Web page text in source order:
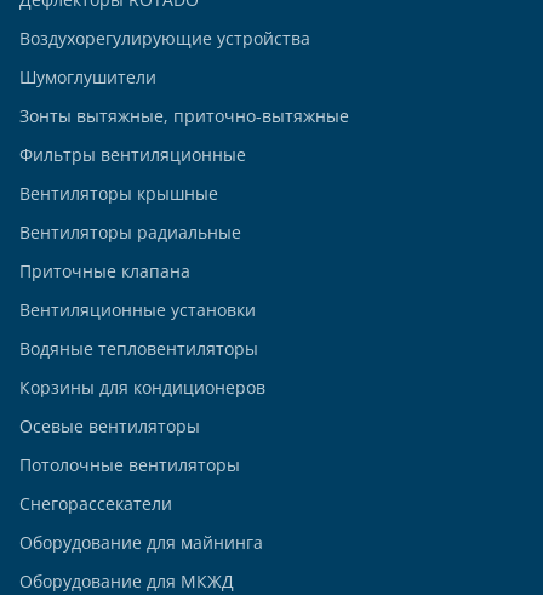
Воздухорегулирующие устройства
Шумоглушители
Зонты вытяжные, приточно-вытяжные
Фильтры вентиляционные
Вентиляторы крышные
Вентиляторы радиальные
Приточные клапана
Вентиляционные установки
Водяные тепловентиляторы
Корзины для кондиционеров
Осевые вентиляторы
Потолочные вентиляторы
Снегорассекатели
Оборудование для майнинга
Оборудование для МКЖД